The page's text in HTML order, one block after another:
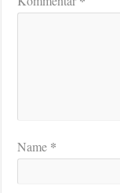
Name *